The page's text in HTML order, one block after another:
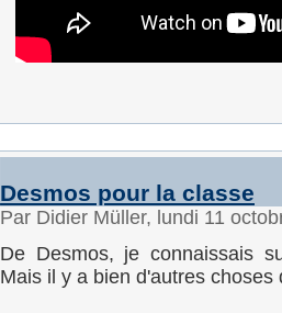
Desmos pour la classe
Par Didier Müller, lundi 11
De Desmos, je connaissais
Mais il y a bien d'autres